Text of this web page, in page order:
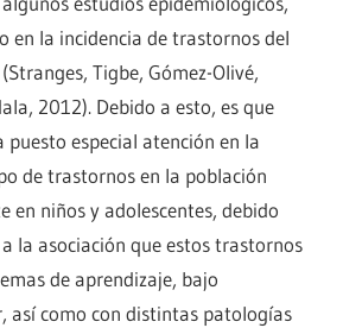
en la incidencia de trastornos del
Tigbe, Gómez-Olivé,
2012). Debido a esto, es que
puesto especial atención en la
de trastornos en la población
en niños y adolescentes, debido
la asociación que estos trastornos
de aprendizaje, bajo
así como con distintas patologías